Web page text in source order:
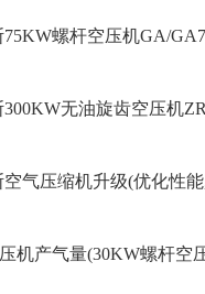
75KW螺杆空压机GA/
无油旋齿空压机
空气压缩机升级(优化性
机产气量(30KW螺杆空